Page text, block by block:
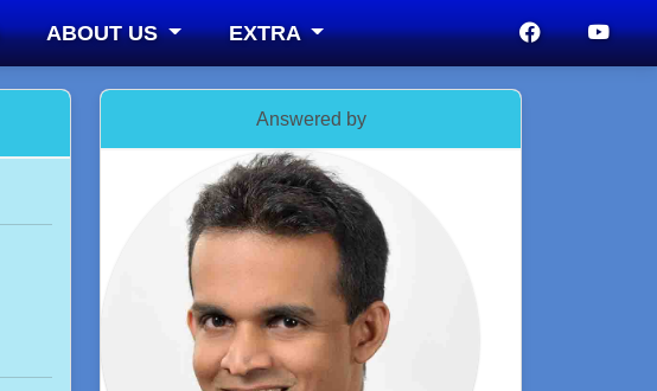
ABOUT US EXTRA
Answered by